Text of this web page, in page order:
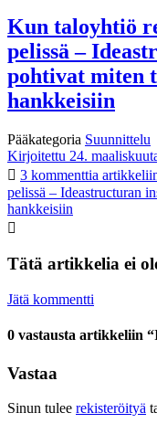
Kun taloyhtiö
pelissä –
pohtivat miten
hankkeisiin
Pääkategoria Suunnittelu
Kirjoitettu 24.
3 kommenttia
pelissä – Ideastructuran
hankkeisiin
Tätä artikkelia ei
Jätä kommentti
0 vastausta artikkeliin
Vastaa
Sinun tulee rekisteröityä